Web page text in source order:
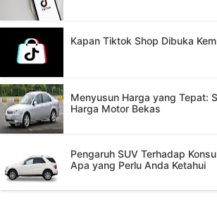
Kapan Tiktok Shop Dibuka
Menyusun Harga yang Tepat:
Harga Motor Bekas
Pengaruh SUV Terhadap
Apa yang Perlu Anda Ketahui